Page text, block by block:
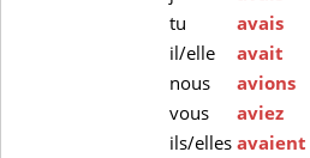
tu
avais
il/elle
avait
nous
avions
vous
aviez
ils/elles avaient